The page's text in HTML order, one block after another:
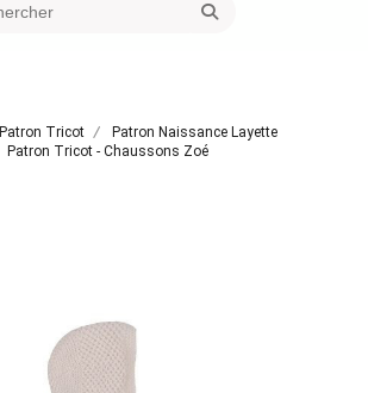
Patron Tricot
Patron Naissance Layette
Patron Tricot - Chaussons Zoé